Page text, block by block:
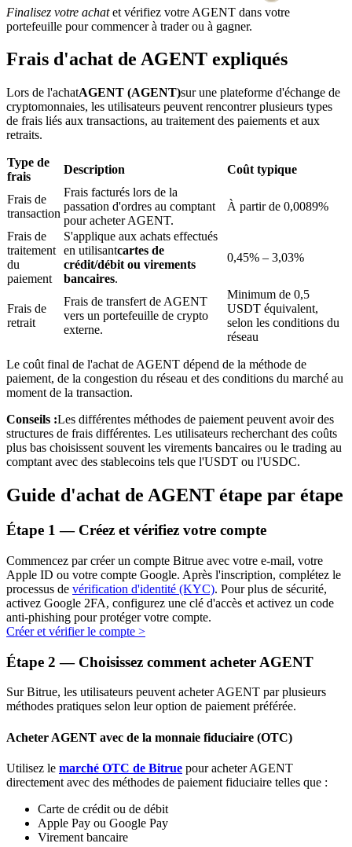
Blocages BTR
Des investissements exclusifs pour les détenteurs de BTR
Service d'emprunt adossé à des cryptomonnaies
Obtenez des bénéfices à long terme et des intérêts flexibles
Apprenez le Staking
Découvrez comment gagner un revenu passif
Finalisez votre achatet vérifiez votre AGENT dans votre
portefeuille pour commencer à trader ou à gagner.
Frais d'achat de AGENT expliqués
Lors de l'achatAGENT (AGENT)sur une plateforme d'échange de
cryptomonnaies, les utilisateurs peuvent rencontrer plusieurs types
de frais liés aux transactions, au traitement des paiements et aux
retraits.
Type de
frais
Description Coût typique
Frais de
transaction
Frais facturés lors de la
passation d'ordres au comptant
pour acheter AGENT.
À partir de 0,0089%
Frais de
traitement
du
paiement
S'applique aux achats effectués
en utilisantcartes de
crédit/débit ou virements
bancaires.
0,45% – 3,03%
Frais de
retrait
Frais de transfert de AGENT
vers un portefeuille de crypto
externe.
Minimum de 0,5
USDT équivalent,
selon les conditions du
réseau
Le coût final de l'achat de AGENT dépend de la méthode de
paiement, de la congestion du réseau et des conditions du marché au
moment de la transaction.
Conseils :Les différentes méthodes de paiement peuvent avoir des
structures de frais différentes. Les utilisateurs recherchant des coûts
plus bas choisissent souvent les virements bancaires ou le trading au
comptant avec des stablecoins tels que l'USDT ou l'USDC.
Guide d'achat de AGENT étape par étape
Étape 1 — Créez et vérifiez votre compte
Commencez par créer un compte Bitrue avec votre e-mail, votre
Apple ID ou votre compte Google. Après l'inscription, complétez le
processus de vérification d'identité (KYC). Pour plus de sécurité,
activez Google 2FA, configurez une clé d'accès et activez un code
anti-phishing pour protéger votre compte.
Créer et vérifier le compte >
Étape 2 — Choisissez comment acheter AGENT
Sur Bitrue, les utilisateurs peuvent acheter AGENT par plusieurs
méthodes pratiques selon leur option de paiement préférée.
Acheter AGENT avec de la monnaie fiduciaire (OTC)
Utilisez le marché OTC de Bitrue pour acheter AGENT
directement avec des méthodes de paiement fiduciaire telles que :
Carte de crédit ou de débit
Apple Pay ou Google Pay
Virement bancaire